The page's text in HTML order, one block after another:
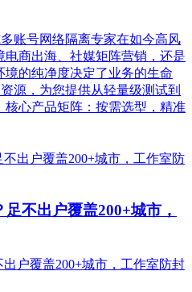
账号网络隔离专家在如今高风
商出海、社媒矩阵营销，还是
的纯净度决定了业务的生命
源，为您提供从轻量级测试到
心产品矩阵：按需选型，精准
不出户覆盖200+城市，
户覆盖200+城市，工作室防封